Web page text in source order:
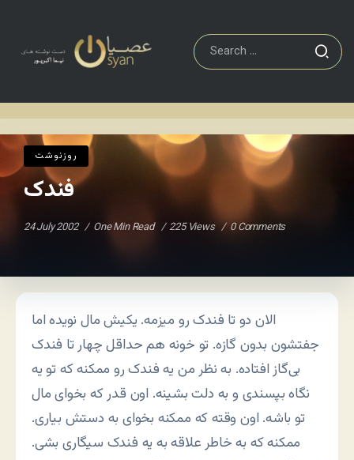
روزنوشت
فندک
24 July 2002 One Min Read 225 Views 0 Comments
الان دو تا فندک رو میزمه. یکیش مال نویده اما
جفتشون بدون گازه. تو خونه هم حداقل چهار تا فندک
بی‌گاز افتاده. به نظر من یه فندک رو ممکنه که تو یه
نگاه بپسندی و به دلت بشینه. اون قدر که بخوای مال
تو باشه. اون وقته که ممکنه بخوای به دستش بیاری.
ممکنه که به خاطر علاقه به یه فندک سیگاری بشی.